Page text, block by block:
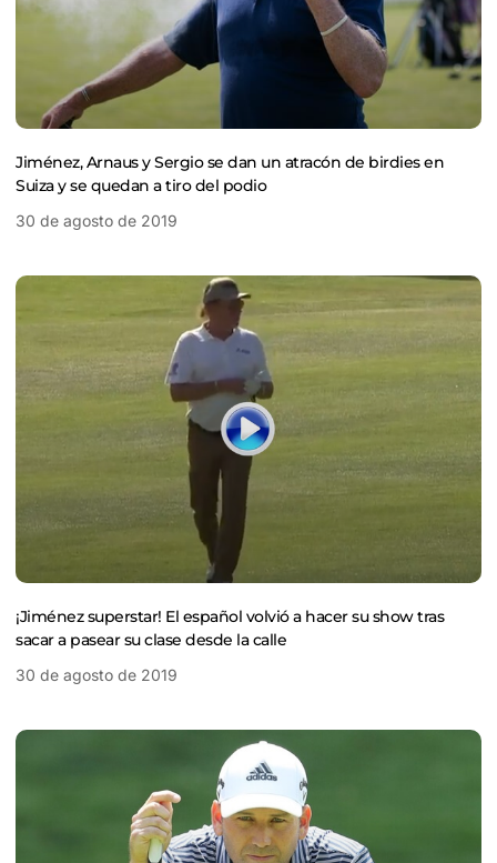
Jiménez, Arnaus y Sergio se dan un atracón de birdies en
Suiza y se quedan a tiro del podio
30 de agosto de 2019
¡Jiménez superstar! El español volvió a hacer su show tras
sacar a pasear su clase desde la calle
30 de agosto de 2019